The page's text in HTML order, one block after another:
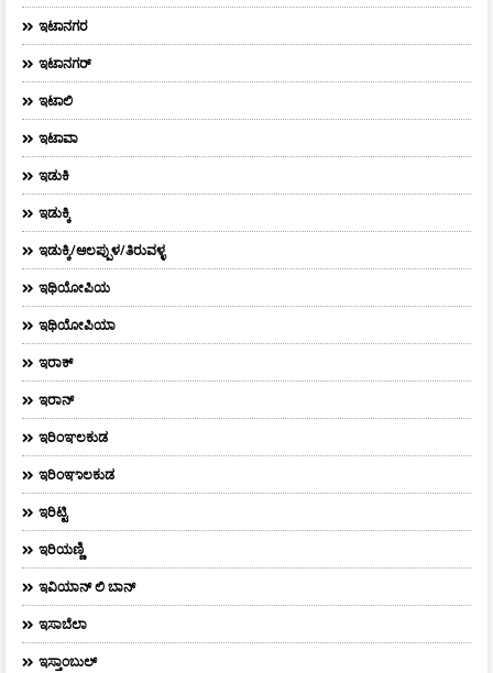
ಇಟಾನಗರ
ಇಟಾನಗರ್‌
ಇಟಾಲಿ
ಇಟಾವಾ
ಇಡುಕಿ
ಇಡುಕ್ಕಿ
ಇಡುಕ್ಕಿ/ಆಲಪ್ಪುಳ/ತಿರುವಳ್ಳ
ಇಥಿಯೋಪಿಯ
ಇಥಿಯೋಪಿಯಾ
ಇರಾಕ್‌
ಇರಾನ್
ಇರಿಂಞಲಕುಡ
ಇರಿಂಞಾಲಕುಡ
ಇರಿಟ್ಟಿ
ಇರಿಯಣ್ಣಿ
ಇವಿಯಾನ್‌ ಲಿ ಬಾನ್‌
ಇಸಾಬೆಲಾ
ಇಸ್ತಾಂಬುಲ್